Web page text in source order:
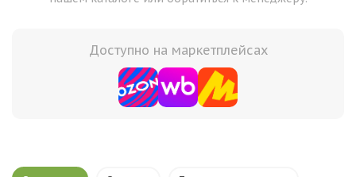
Доступно на маркетплейсах